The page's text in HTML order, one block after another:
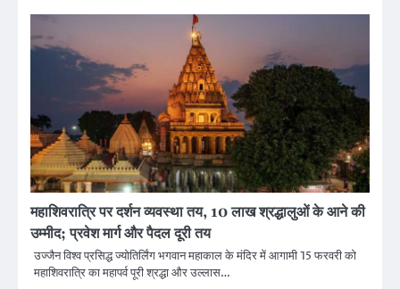
महाशिवरात्रि पर दर्शन व्यवस्था तय, 10 लाख श्रद्धालुओं के आने की
उम्मीद; प्रवेश मार्ग और पैदल दूरी तय
उज्जैन विश्व प्रसिद्ध ज्योतिर्लिंग भगवान महाकाल के मंदिर में आगामी 15 फरवरी को
महाशिवरात्रि का महापर्व पूरी श्रद्धा और उल्लास…